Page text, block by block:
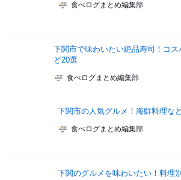
食べログまとめ編集部
下関市で味わいたい絶品寿司！コ
ど20選
食べログまとめ編集部
下関市の人気グルメ！海鮮料理な
食べログまとめ編集部
下関のグルメを味わいたい！料理